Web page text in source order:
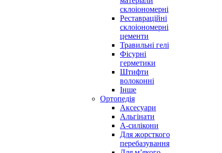
склоіономерні
Реставраційні
склоіономерні
цементи
Травильні гелі
Фісурні
герметики
Штифти
волоконні
Інше
Ортопедія
Аксесуари
Альгінати
А-силікони
Для жорсткого
перебазування